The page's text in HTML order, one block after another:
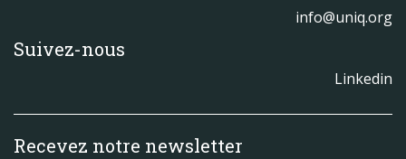
info@uniq.org
Suivez-nous
Linkedin
Recevez notre newsletter